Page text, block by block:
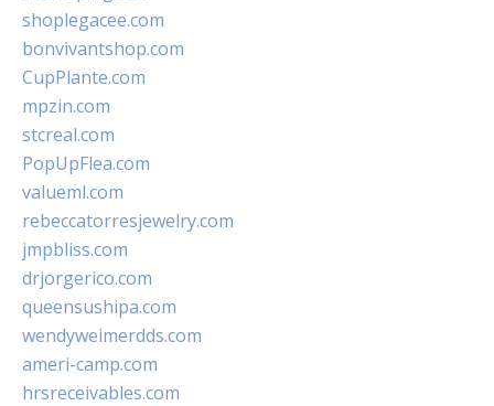
shoplegacee.com
bonvivantshop.com
CupPlante.com
mpzin.com
stcreal.com
PopUpFlea.com
valueml.com
rebeccatorresjewelry.com
jmpbliss.com
drjorgerico.com
queensushipa.com
wendyweimerdds.com
ameri-camp.com
hrsreceivables.com